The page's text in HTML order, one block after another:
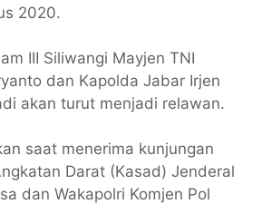
2020.
III Siliwangi Mayjen TNI
dan Kapolda Jabar Irjen
akan turut menjadi relawan.
saat menerima kunjungan
Darat (Kasad) Jenderal
dan Wakapolri Komjen Pol